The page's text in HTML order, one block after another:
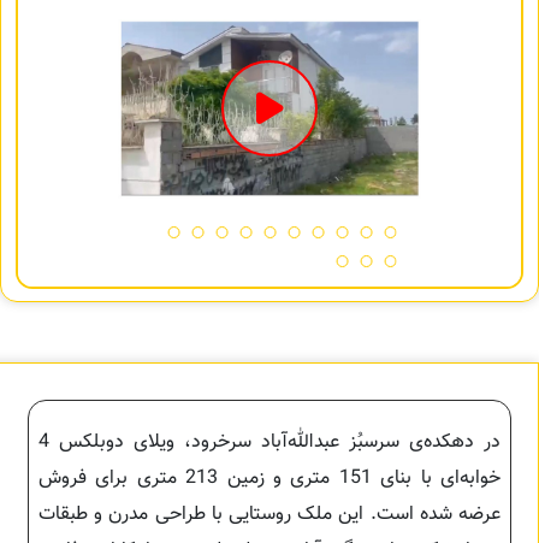
در دهکده‌ی سرسبُز عبدالله‌آباد سرخرود، ویلای دوبلکس 4
خوابه‌ای با بنای 151 متری و زمین 213 متری برای فروش
عرضه شده است. این ملک روستایی با طراحی مدرن و طبقات